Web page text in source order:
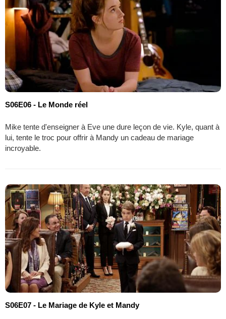
S06E06 - Le Monde réel
Mike tente d'enseigner à Eve une dure leçon de vie. Kyle, quant à
lui, tente le troc pour offrir à Mandy un cadeau de mariage
incroyable.
S06E07 - Le Mariage de Kyle et Mandy